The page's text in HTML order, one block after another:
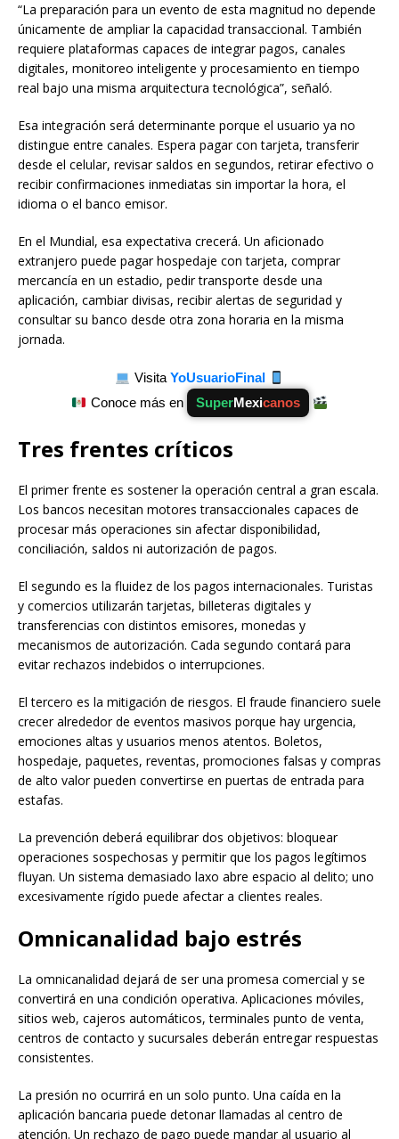
“La preparación para un evento de esta magnitud no depende
únicamente de ampliar la capacidad transaccional. También
requiere plataformas capaces de integrar pagos, canales
digitales, monitoreo inteligente y procesamiento en tiempo
real bajo una misma arquitectura tecnológica”, señaló.
Esa integración será determinante porque el usuario ya no
distingue entre canales. Espera pagar con tarjeta, transferir
desde el celular, revisar saldos en segundos, retirar efectivo o
recibir confirmaciones inmediatas sin importar la hora, el
idioma o el banco emisor.
En el Mundial, esa expectativa crecerá. Un aficionado
extranjero puede pagar hospedaje con tarjeta, comprar
mercancía en un estadio, pedir transporte desde una
aplicación, cambiar divisas, recibir alertas de seguridad y
consultar su banco desde otra zona horaria en la misma
jornada.
VisitaYoUsuarioFinal
Conoce más en
SuperMexicanos
Tres frentes críticos
El primer frente es sostener la operación central a gran escala.
Los bancos necesitan motores transaccionales capaces de
procesar más operaciones sin afectar disponibilidad,
conciliación, saldos ni autorización de pagos.
El segundo es la fluidez de los pagos internacionales. Turistas
y comercios utilizarán tarjetas, billeteras digitales y
transferencias con distintos emisores, monedas y
mecanismos de autorización. Cada segundo contará para
evitar rechazos indebidos o interrupciones.
El tercero es la mitigación de riesgos. El fraude financiero suele
crecer alrededor de eventos masivos porque hay urgencia,
emociones altas y usuarios menos atentos. Boletos,
hospedaje, paquetes, reventas, promociones falsas y compras
de alto valor pueden convertirse en puertas de entrada para
estafas.
La prevención deberá equilibrar dos objetivos: bloquear
operaciones sospechosas y permitir que los pagos legítimos
fluyan. Un sistema demasiado laxo abre espacio al delito; uno
excesivamente rígido puede afectar a clientes reales.
Omnicanalidad bajo estrés
La omnicanalidad dejará de ser una promesa comercial y se
convertirá en una condición operativa. Aplicaciones móviles,
sitios web, cajeros automáticos, terminales punto de venta,
centros de contacto y sucursales deberán entregar respuestas
consistentes.
La presión no ocurrirá en un solo punto. Una caída en la
aplicación bancaria puede detonar llamadas al centro de
atención. Un rechazo de pago puede mandar al usuario al